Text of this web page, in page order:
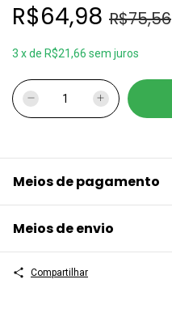
R$64,98 R$75,56
3 xde R$21,66 sem juros
Meios de pagamento
Meios de envio
Compartilhar